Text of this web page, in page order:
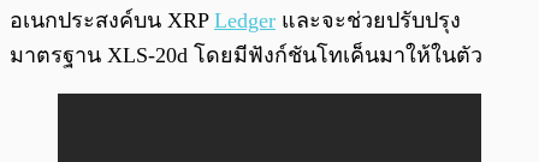
อเนกประสงค์บน XRP Ledger และจะช่วยปรับปรุง
มาตรฐาน XLS-20d โดยมีฟังก์ชันโทเค็นมาให้ในตัว